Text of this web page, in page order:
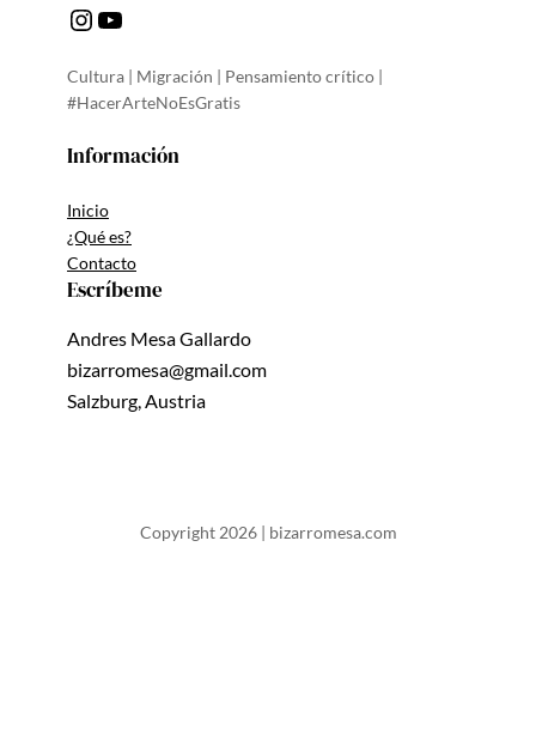
Instagram YouTube
Cultura | Migración | Pensamiento crítico |
#HacerArteNoEsGratis
Información
Inicio
¿Qué es?
Contacto
Escríbeme
Andres Mesa Gallardo
bizarromesa@gmail.com
Salzburg, Austria
Copyright 2026 | bizarromesa.com